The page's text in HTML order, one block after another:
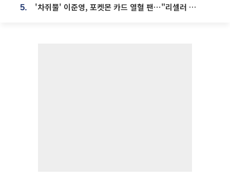
5. '차쥐뿔' 이준영, 포켓몬 카드 열혈 팬⋯"리셀러 처단할 것"